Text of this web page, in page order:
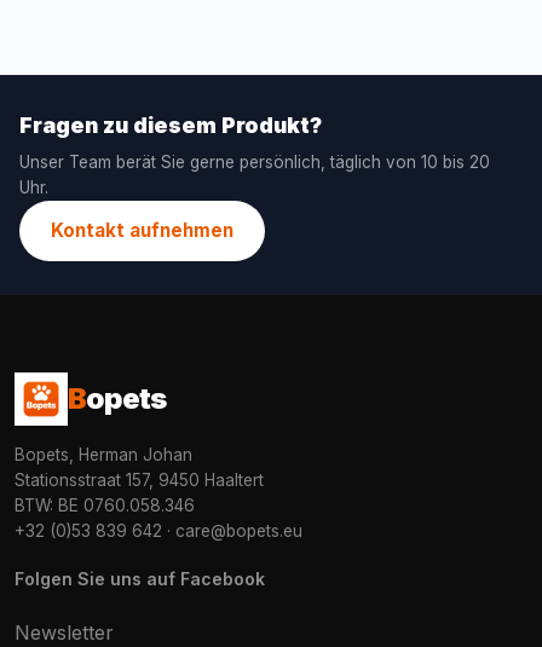
Fragen zu diesem Produkt?
Unser Team berät Sie gerne persönlich, täglich von 10 bis 20
Uhr.
Kontakt aufnehmen
Bopets
Bopets, Herman Johan
Stationsstraat 157, 9450 Haaltert
BTW: BE 0760.058.346
+32 (0)53 839 642 · care@bopets.eu
Folgen Sie uns auf Facebook
Newsletter